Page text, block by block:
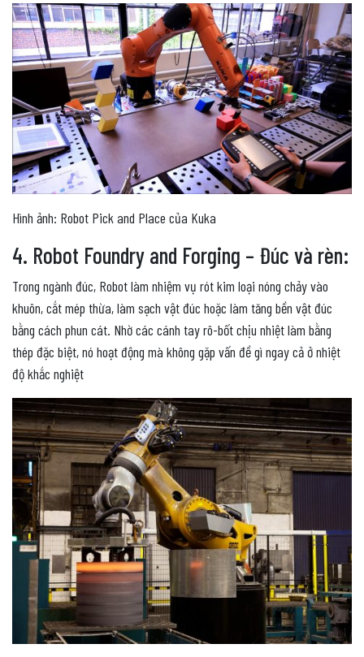
Hình ảnh: Robot Pick and Place của Kuka
4. Robot Foundry and Forging – Đúc và rèn:
Trong ngành đúc, Robot làm nhiệm vụ rót kim loại nóng chảy vào
khuôn, cắt mép thừa, làm sạch vật đúc hoặc làm tăng bền vật đúc
bằng cách phun cát. Nhờ các cánh tay rô-bốt chịu nhiệt làm bằng
thép đặc biệt, nó hoạt động mà không gặp vấn đề gì ngay cả ở nhiệt
độ khắc nghiệt